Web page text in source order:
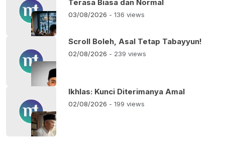
Terasa Biasa dan Normal
03/08/2026 - 136 views
Scroll Boleh, Asal Tetap Tabayyun!
02/08/2026 - 239 views
Ikhlas: Kunci Diterimanya Amal
02/08/2026 - 199 views